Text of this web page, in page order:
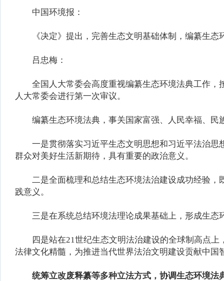
中国环境报：
《决定》提出，完善生态文明基础体制，编纂生态
吕忠梅：
全国人大常委会高度重视编纂生态环境法典工作，
人大常委会进行第一次审议。
编纂生态环境法典，事关国家富强、人民幸福、民
一是贯彻落实习近平生态文明思想和习近平法治思
群众对美好生活新期待，具有重要的政治意义。
二是全面梳理和总结生态环境法治建设成功经验，
践意义。
三是在系统总结环境法理论成果基础上，形成生态
四是站在21世纪生态文明法治建设的全球制高点上
法律文化精髓，为推进当代世界法治文明建设贡献中国
统筹立改废释纂等多种立法方式，协调生态环境法